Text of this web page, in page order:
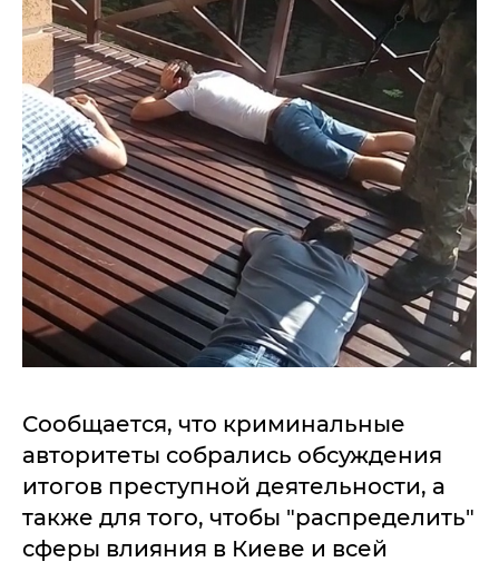
Сообщается, что криминальные
авторитеты собрались обсуждения
итогов преступной деятельности, а
также для того, чтобы "распределить"
сферы влияния в Киеве и всей